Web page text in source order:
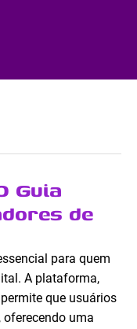
Guia
de
para quem
A plataforma,
que usuários
uma